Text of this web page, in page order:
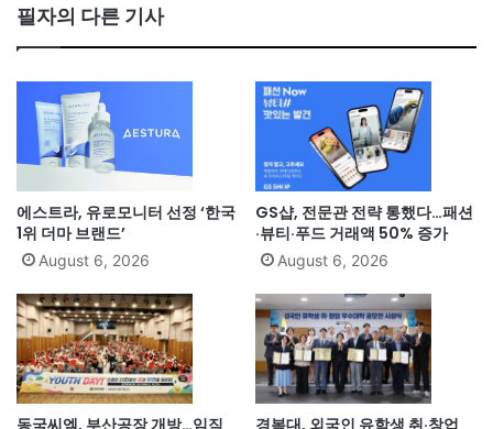
필자의 다른 기사
에스트라, 유로모니터 선정 ‘한국
1위 더마 브랜드’
August 6, 2026
GS샵, 전문관 전략 통했다…패션
·뷰티·푸드 거래액 50% 증가
August 6, 2026
동국씨엠, 부산공장 개방…임직 경복대, 외국인 유학생 취·창업